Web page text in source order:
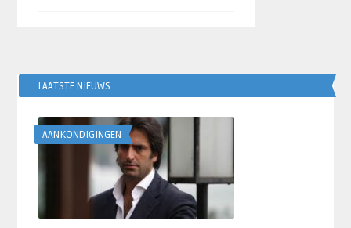
LAATSTE NIEUWS
AANKONDIGINGEN